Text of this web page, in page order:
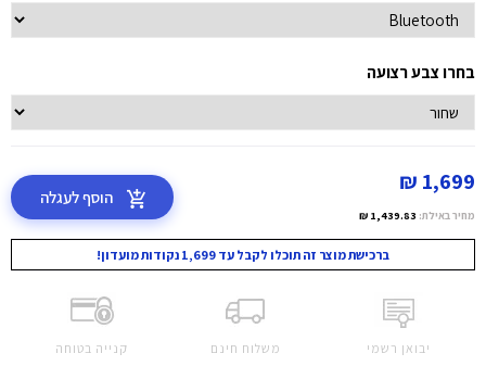
בחרו צבע רצועה
1,699 ₪
מחיר באילת: 1,439.83 ₪
הוסף לעגלה
ברכישת מוצר זה תוכלו לקבל עד 1,699 נקודות מועדון!
יבואן רשמי משלוח חינם קנייה בטוחה